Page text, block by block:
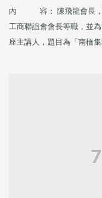
內 容： 陳飛龍會長，
工商聯誼會會長等職，並
座主講人，題目為「南橋